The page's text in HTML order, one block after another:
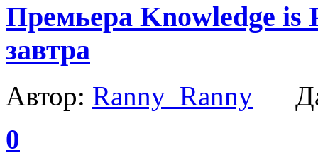
Премьера Knowledge is
завтра
Автор: Ranny_Ranny
0